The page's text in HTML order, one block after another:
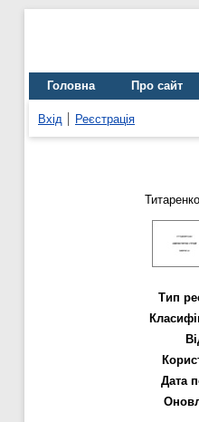
Головна Про сайт
Вхід Реєстрація
Тип
Дата